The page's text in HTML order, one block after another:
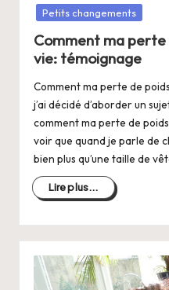
dans
Petits changements
Comment ma perte
vie: témoignage
Comment ma perte de
j’ai décidé d’aborder un
comment ma perte de
voir que quand je parle de
bien plus qu’une taille de
Lire plus...